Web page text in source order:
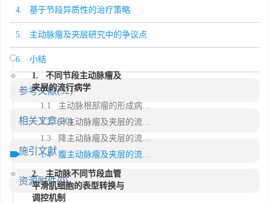
4. 基于节段异质性的治疗策略
5. 主动脉瘤及夹层研究中的争议点
6. 小结
参考文献(52)
相关文章(20)
施引文献
资源附件(0)
1. 不同节段主动脉瘤及
夹层的流行病学
1.1 主动脉根部瘤的形成病因及流行病学特征
1.2 升主动脉瘤及夹层的流行病学特征
1.3 降主动脉瘤及夹层的流行病学特征
1.4 腹主动脉瘤及夹层的流行病学特征
2. 主动脉不同节段血管
平滑肌细胞的表型转换与
调控机制